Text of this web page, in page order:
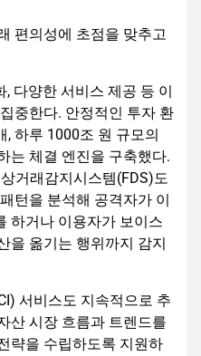
편의성에 초점을 맞추고
다양한 서비스 제공 등 이
중한다. 안정적인 투자 환
, 하루 1000조 원 규모의
는 체결 엔진을 구축했다.
거래감지시스템(FDS)도
턴을 분석해 공격자가 이
하거나 이용자가 보이스
을 옮기는 행위까지 감지
서비스도 지속적으로 추
산 시장 흐름과 트렌드를
략을 수립하도록 지원하